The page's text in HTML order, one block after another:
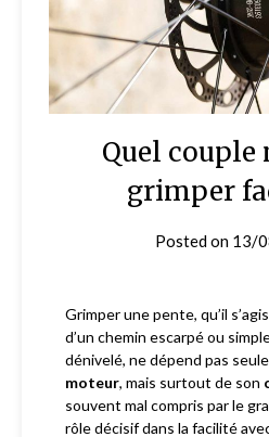
Quel
grimper
Posted on 13/
Grimper une pente, qu’il
d’un chemin escarpé ou
dénivelé, ne dépend pas
moteur, mais surtout de son
souvent mal compris par le
rôle décisif dans la facilité